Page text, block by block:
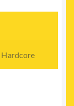
Hardcore